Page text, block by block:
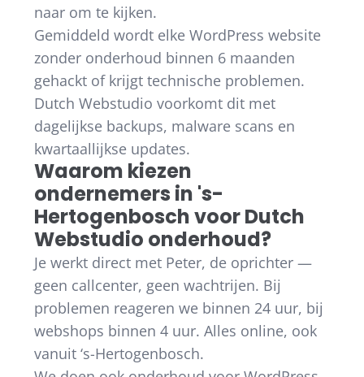
naar om te kijken.
Gemiddeld wordt elke WordPress website
zonder onderhoud binnen 6 maanden
gehackt of krijgt technische problemen.
Dutch Webstudio voorkomt dit met
dagelijkse backups, malware scans en
kwartaallijkse updates.
Waarom kiezen
ondernemers in 's-
Hertogenbosch voor Dutch
Webstudio onderhoud?
Je werkt direct met Peter, de oprichter —
geen callcenter, geen wachtrijen. Bij
problemen reageren we binnen 24 uur, bij
webshops binnen 4 uur. Alles online, ook
vanuit ‘s-Hertogenbosch.